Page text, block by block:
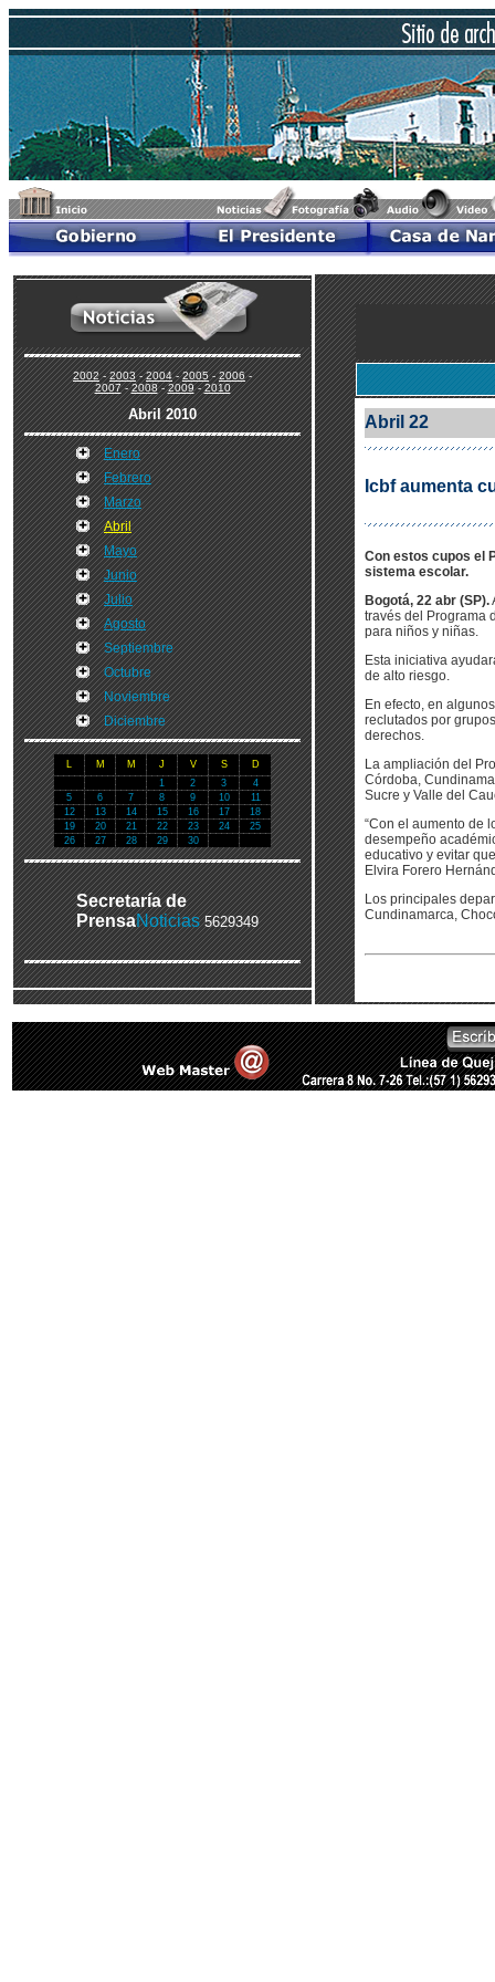
2002-2003-2004-2005-2006-
2007-2008-2009-2010
Abril 2010
Enero
Febrero
Marzo
Abril
Mayo
Junio
Julio
Agosto
Septiembre
Octubre
Noviembre
Diciembre
L M M J V S
D
1
2 3
4
5
6 7 8 9 10
11
12
13 14 15 16 17
18
19
20 21 22 23 24
25
26
27 28 29 30
Secretaría de
PrensaNoticias 5629349
Abril 22
Icbf aumenta
Con estos cupos el
sistema escolar.
Bogotá, 22 abr (SP).
través del Programa
para niños y niñas.
Esta iniciativa
de alto riesgo.
En efecto, en
reclutados por
derechos.
La ampliación del
Córdoba,
Sucre y Valle del
“Con el aumento de
desempeño
educativo y evitar
Elvira Forero
Los principales
Cundinamarca,